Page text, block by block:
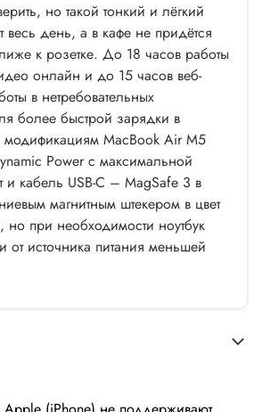
но такой тонкий и лёгкий
весь день, а в кафе не придётся
к розетке. До 18 часов работы
онлайн и до 15 часов веб-
в нетребовательных
более быстрой зарядки в
модификациям MacBook Air M5
Power с максимальной
кабель USB-C – MagSafe 3 в
магнитным штекером в цвет
но при необходимости ноутбук
от источника питания меньшей